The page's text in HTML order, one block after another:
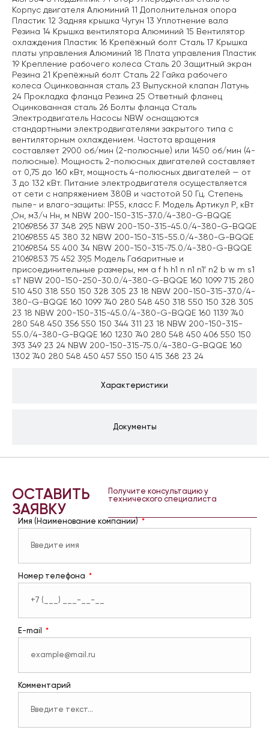
Характеристики
Документы
Корпус двигателя Алюминий 11 Дополнительная опора
Пластик 12 Задняя крышка Чугун 13 Уплотнение вала
Резина 14 Крышка вентилятора Алюминий 15 Вентилятор
охлаждения Пластик 16 Крепёжный болт Сталь 17 Крышка
платы управления Алюминий 18 Плата управления Пластик
19 Крепление рабочего колеса Сталь 20 Защитный экран
Резина 21 Крепёжный болт Сталь 22 Гайка рабочего
колеса Оцинкованная сталь 23 Выпускной клапан Латунь
24 Прокладка фланца Резина 25 Ответный фланец
Оцинкованная сталь 26 Болты фланца Сталь
Электродвигатель Насосы NBW оснащаются
стандартными электродвигателями закрытого типа с
вентиляторным охлаждением. Частота вращения
составляет 2900 об/мин (2-полюсные) или 1450 об/мин (4-
полюсные). Мощность 2-полюсных двигателей составляет
от 0,75 до 160 кВт, мощность 4-полюсных двигателей — от
3 до 132 кВт. Питание электродвигателя осуществляется
от сети с напряжением 380В и частотой 50 Гц. Степень
пыле- и влаго-защиты: IP55, класс F. Модель Артикул P, кВт
Ǫн, м3/ч Hн, м NBW 200-150-315-37.0/4-380-G-BQQE
21069856 37 348 29,5 NBW 200-150-315-45.0/4-380-G-BQQE
21069855 45 380 32 NBW 200-150-315-55.0/4-380-G-BQQE
21069854 55 400 34 NBW 200-150-315-75.0/4-380-G-BQQE
21069853 75 452 39,5 Модель Габаритные и
присоединительные размеры, мм a f h h1 n n1 n1′ n2 b w m s1
s1′ NBW 200-150-250-30.0/4-380-G-BQQE 160 1099 715 280
510 450 318 550 150 328 305 23 18 NBW 200-150-315-37.0/4-
380-G-BQQE 160 1099 740 280 548 450 318 550 150 328 305
23 18 NBW 200-150-315-45.0/4-380-G-BQQE 160 1139 740
280 548 450 356 550 150 344 311 23 18 NBW 200-150-315-
55.0/4-380-G-BQQE 160 1230 740 280 548 450 406 550 150
393 349 23 24 NBW 200-150-315-75.0/4-380-G-BQQE 160
1302 740 280 548 450 457 550 150 415 368 23 24
ОСТАВИТЬ
ЗАЯВКУ
Получите консультацию у
технического специалиста
Имя (Наименование компании)
Номер телефона
E-mail
Комментарий